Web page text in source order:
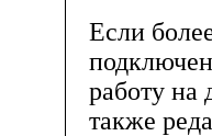
Если
работу на
также